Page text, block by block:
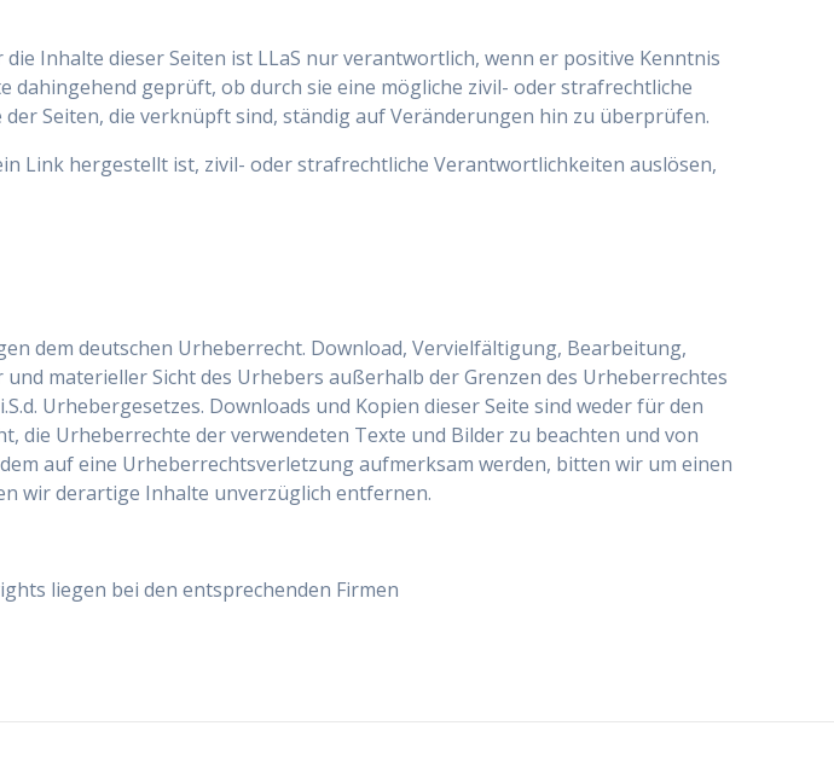
Inhalte dieser Seiten ist LLaS nur verantwortlich, wenn er positive Kenntnis
geprüft, ob durch sie eine mögliche zivil- oder strafrechtliche
Seiten, die verknüpft sind, ständig auf Veränderungen hin zu überprüfen.
Link hergestellt ist, zivil- oder strafrechtliche Verantwortlichkeiten auslösen,
dem deutschen Urheberrecht. Download, Vervielfältigung, Bearbeitung,
materieller Sicht des Urhebers außerhalb der Grenzen des Urheberrechtes
Urhebergesetzes. Downloads und Kopien dieser Seite sind weder für den
die Urheberrechte der verwendeten Texte und Bilder zu beachten und von
auf eine Urheberrechtsverletzung aufmerksam werden, bitten wir um einen
wir derartige Inhalte unverzüglich entfernen.
liegen bei den entsprechenden Firmen